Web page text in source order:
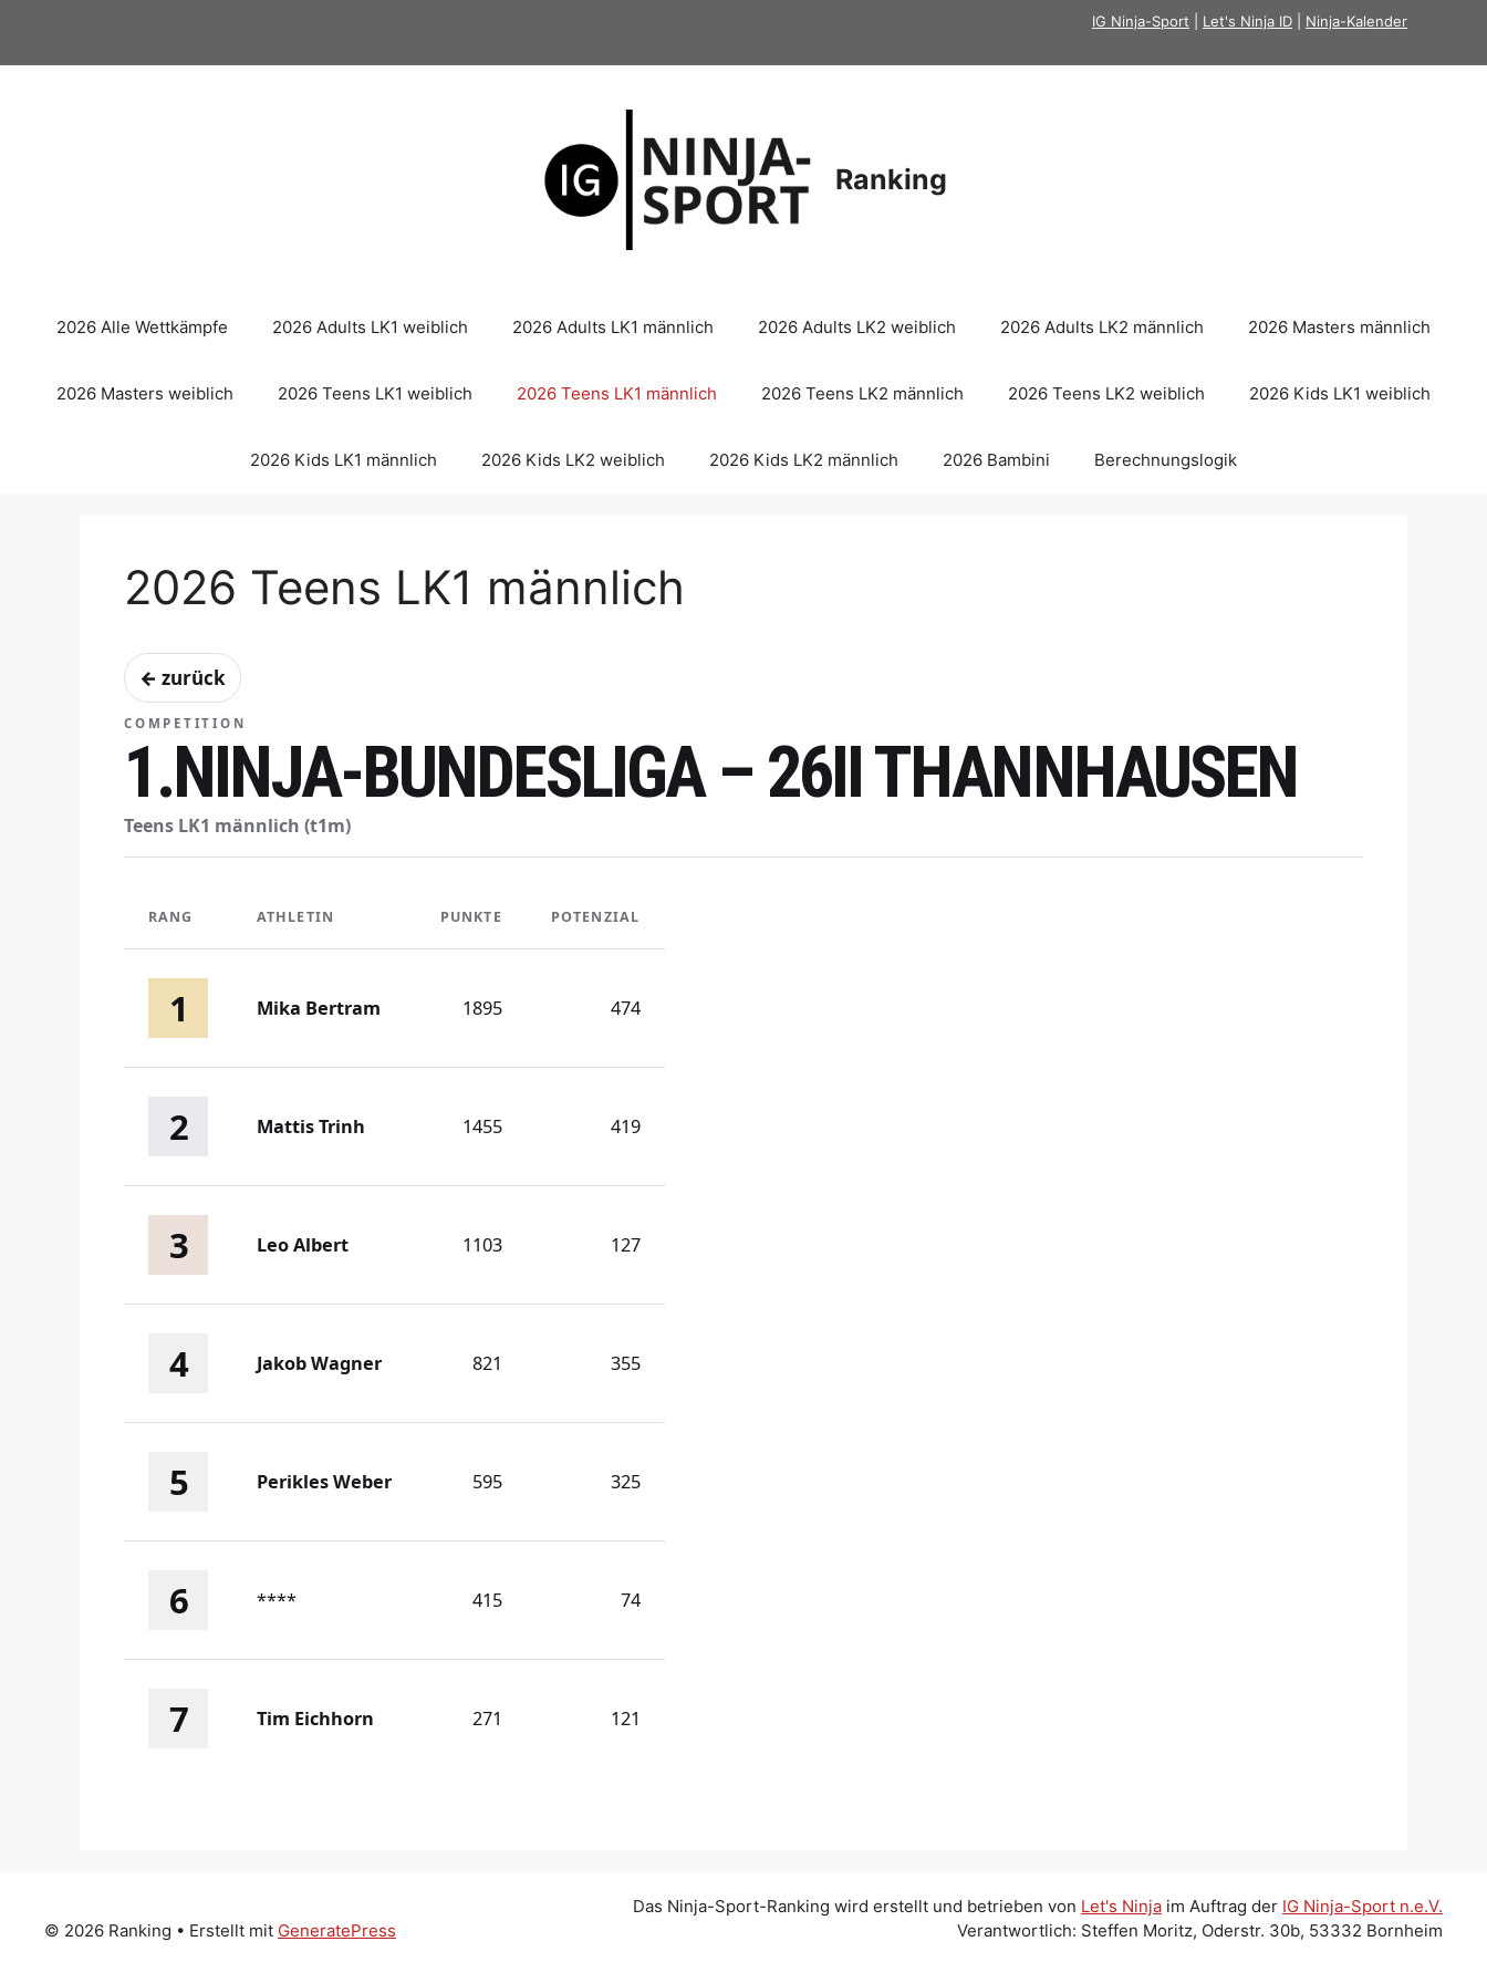
springen
IG Ninja-Sport Let's Ninja ID Ninja-Kalender
Ranking
2026 Alle Wettkämpfe 2026 Adults LK1 weiblich 2026 Adults LK1 männlich 2026 Adults LK2 weiblich 2026 Adults LK2 männlich 2026 Masters männlich
2026 Masters weiblich 2026 Teens LK1 weiblich 2026 Teens LK1 männlich 2026 Teens LK2 männlich 2026 Teens LK2 weiblich 2026 Kids LK1 weiblich
2026 Kids LK1 männlich 2026 Kids LK2 weiblich 2026 Kids LK2 männlich 2026 Bambini Berechnungslogik
2026 Teens LK1 männlich
← zurück
COMPETITION
1.NINJA-BUNDESLIGA – 26II THANNHAUSEN
Teens LK1 männlich (t1m)
RANG ATHLETIN PUNKTE POTENZIAL
1 Mika Bertram 1895 474
2 Mattis Trinh 1455 419
3 Leo Albert 1103 127
4 Jakob Wagner 821 355
5 Perikles Weber 595 325
6 **** 415 74
7 Tim Eichhorn 271 121
Das Ninja-Sport-Ranking wird erstellt und betrieben von Let's Ninja im Auftrag der IG Ninja-Sport n.e.V.
Verantwortlich: Steffen Moritz, Oderstr. 30b, 53332 Bornheim
© 2026 Ranking • Erstellt mit GeneratePress